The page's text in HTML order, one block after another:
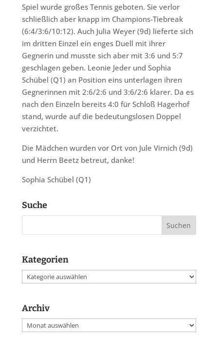
Spiel wurde großes Tennis geboten. Sie verlor
schließlich aber knapp im Champions-Tiebreak
(6:4/3:6/10:12). Auch Julia Weyer (9d) lieferte sich
im dritten Einzel ein enges Duell mit ihrer
Gegnerin und musste sich aber mit 3:6 und 5:7
geschlagen geben. Leonie Jeder und Sophia
Schübel (Q1) an Position eins unterlagen ihren
Gegnerinnen mit 2:6/2:6 und 3:6/2:6 klarer. Da es
nach den Einzeln bereits 4:0 für Schloß Hagerhof
stand, wurde auf die bedeutungslosen Doppel
verzichtet.
Die Mädchen wurden vor Ort von Jule Virnich (9d)
und Herrn Beetz betreut, danke!
Sophia Schübel (Q1)
Suche
Kategorien
Kategorien
Archiv
Archiv